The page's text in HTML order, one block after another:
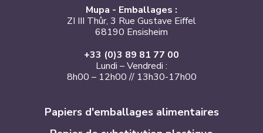
Mupa - Emballages :
ZI III Thûr, 3 Rue Gustave Eiffel
68190 Ensisheim
+33 (0)3 89 81 77 00
Lundi – Vendredi :
8h00 – 12h00 // 13h30-17h00
Papiers d'emballages alimentaires